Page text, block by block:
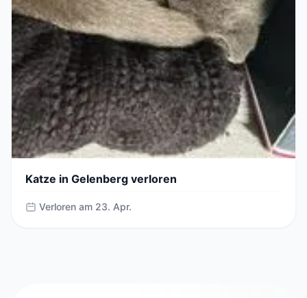
Katze in Gelenberg verloren
Verloren am 23. Apr.